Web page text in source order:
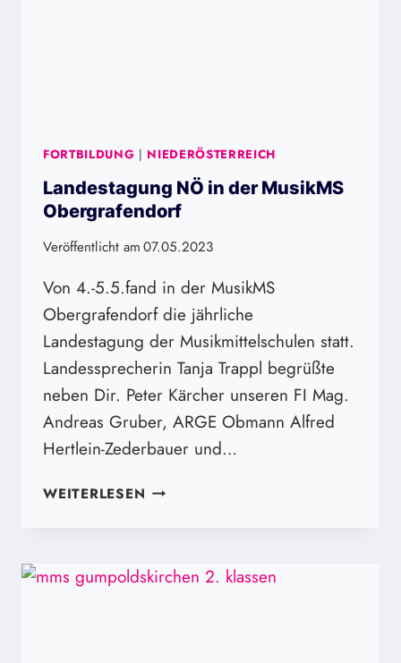
FORTBILDUNG | NIEDERÖSTERREICH
Landestagung NÖ in der MusikMS
Obergrafendorf
Veröffentlicht am07.05.2023
Von 4.-5.5.fand in der MusikMS
Obergrafendorf die jährliche
Landestagung der Musikmittelschulen statt.
Landessprecherin Tanja Trappl begrüßte
neben Dir. Peter Kärcher unseren FI Mag.
Andreas Gruber, ARGE Obmann Alfred
Hertlein-Zederbauer und…
WEITERLESEN LANDESTAGUNG
MUSIKMS